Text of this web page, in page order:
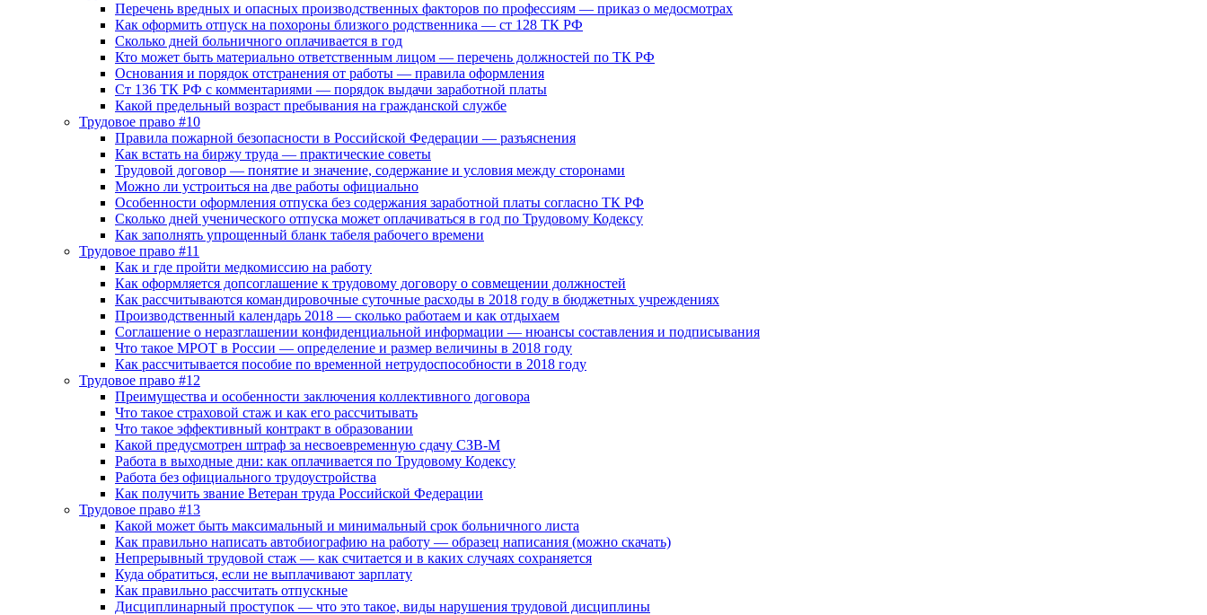
Перечень вредных и опасных производственных факторов по профессиям — приказ о медосмотрах
Как оформить отпуск на похороны близкого родственника — ст 128 ТК РФ
Сколько дней больничного оплачивается в год
Кто может быть материально ответственным лицом — перечень должностей по ТК РФ
Основания и порядок отстранения от работы — правила оформления
Ст 136 ТК РФ с комментариями — порядок выдачи заработной платы
Какой предельный возраст пребывания на гражданской службе
Трудовое право #10
Правила пожарной безопасности в Российской Федерации — разъяснения
Как встать на биржу труда — практические советы
Трудовой договор — понятие и значение, содержание и условия между сторонами
Можно ли устроиться на две работы официально
Особенности оформления отпуска без содержания заработной платы согласно ТК РФ
Сколько дней ученического отпуска может оплачиваться в год по Трудовому Кодексу
Как заполнять упрощенный бланк табеля рабочего времени
Трудовое право #11
Как и где пройти медкомиссию на работу
Как оформляется допсоглашение к трудовому договору о совмещении должностей
Как рассчитываются командировочные суточные расходы в 2018 году в бюджетных учреждениях
Производственный календарь 2018 — сколько работаем и как отдыхаем
Соглашение о неразглашении конфиденциальной информации — нюансы составления и подписывания
Что такое МРОТ в России — определение и размер величины в 2018 году
Как рассчитывается пособие по временной нетрудоспособности в 2018 году
Трудовое право #12
Преимущества и особенности заключения коллективного договора
Что такое страховой стаж и как его рассчитывать
Что такое эффективный контракт в образовании
Какой предусмотрен штраф за несвоевременную сдачу СЗВ-М
Работа в выходные дни: как оплачивается по Трудовому Кодексу
Работа без официального трудоустройства
Как получить звание Ветеран труда Российской Федерации
Трудовое право #13
Какой может быть максимальный и минимальный срок больничного листа
Как правильно написать автобиографию на работу — образец написания (можно скачать)
Непрерывный трудовой стаж — как считается и в каких случаях сохраняется
Куда обратиться, если не выплачивают зарплату
Как правильно рассчитать отпускные
Дисциплинарный проступок — что это такое, виды нарушения трудовой дисциплины